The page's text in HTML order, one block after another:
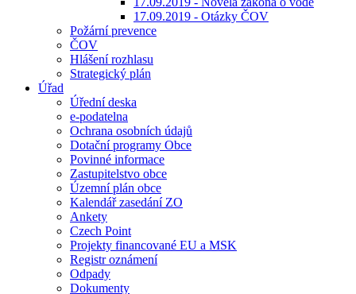
17.09.2019 - Otázky ČOV
Požární prevence
ČOV
Hlášení rozhlasu
Strategický plán
Úřad
Úřední deska
e-podatelna
Ochrana osobních údajů
Dotační programy Obce
Povinné informace
Zastupitelstvo obce
Územní plán obce
Kalendář zasedání ZO
Ankety
Czech Point
Projekty financované EU a MSK
Registr oznámení
Odpady
Dokumenty